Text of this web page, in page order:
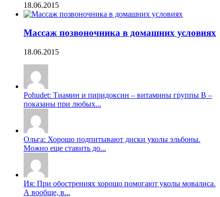
18.06.2015
Массаж позвоночника в домашних условиях
18.06.2015
Pohudet: Тиамин и пиридоксин – витамины группы B –
показаны при любых...
Ольга: Хорошо подпитывают диски уколы эльбоны.
Можно еще ставить до...
Ия: При обострениях хорошо помогают уколы мовалиса.
А вообще, в...